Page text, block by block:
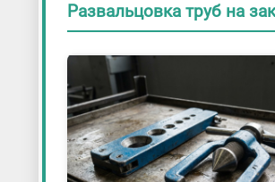
Развальцовка труб на